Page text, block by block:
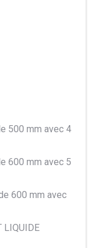
500 mm avec 4
600 mm avec 5
600 mm avec
LIQUIDE